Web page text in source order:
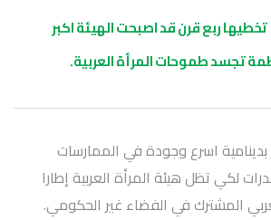
ربع قرن قد اصبحت الهيئة اكبر
تجسد طموحات المرأة العربية.
بدينامية اسرع وجودة في الممارسات
لكي تظل هيئة المرأة العربية إطارا
المشترك في الفضاء غير الحكومي.